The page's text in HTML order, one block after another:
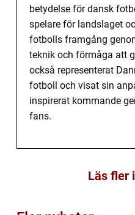
betydelse för dansk
spelare för landslaget
fotbolls framgång
teknik och förmåga att
också representerat
fotboll och visat sin
inspirerat kommande
fans.
Läs fler